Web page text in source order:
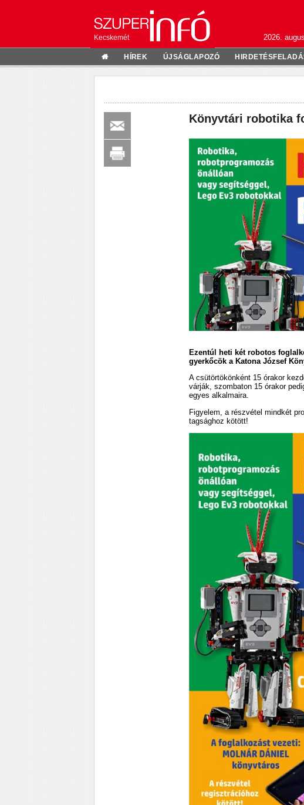
Kecskemét 2026.
HÍREK ÚJSÁGLAPOZÓ
Könyvtári robotika
Ezentúl heti két robotos
gyerkőcök a Katona József
A csütörtökönként 15 órakor
várják, szombaton 15 órakor
egyes alkalmaira.
Figyelem, a részvétel mindkét
tagsághoz kötött!